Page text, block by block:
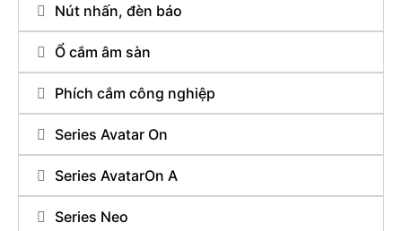
Nút nhấn, đèn báo
Ổ cắm âm sàn
Phích cắm công nghiệp
Series Avatar On
Series AvatarOn A
Series Neo